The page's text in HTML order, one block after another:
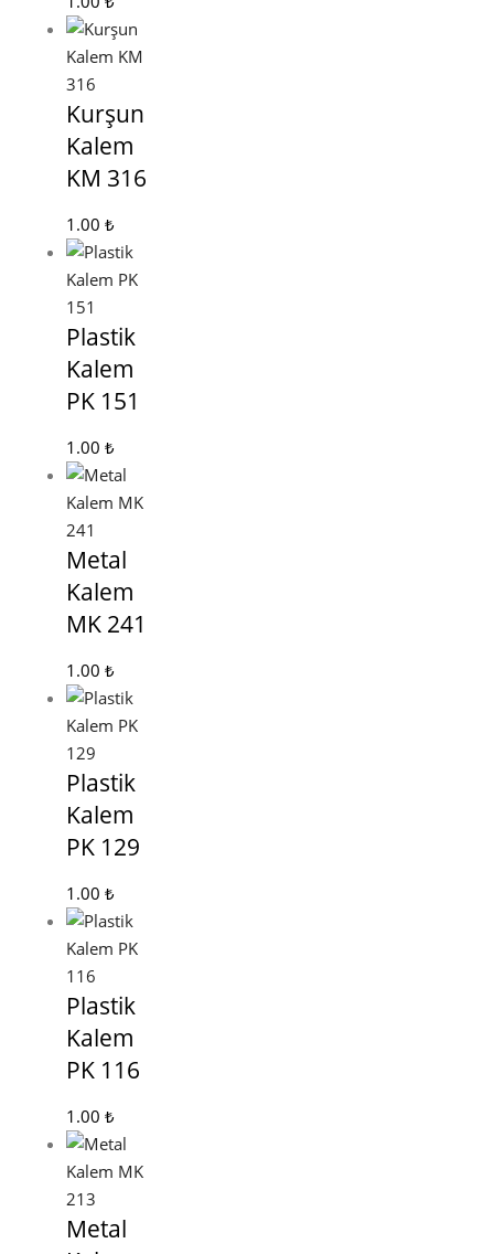
Kurşun
Kalem
KM 316
1.00 ₺
Plastik
Kalem
PK 151
1.00 ₺
Metal
Kalem
MK 241
1.00 ₺
Plastik
Kalem
PK 129
1.00 ₺
Plastik
Kalem
PK 116
1.00 ₺
Metal